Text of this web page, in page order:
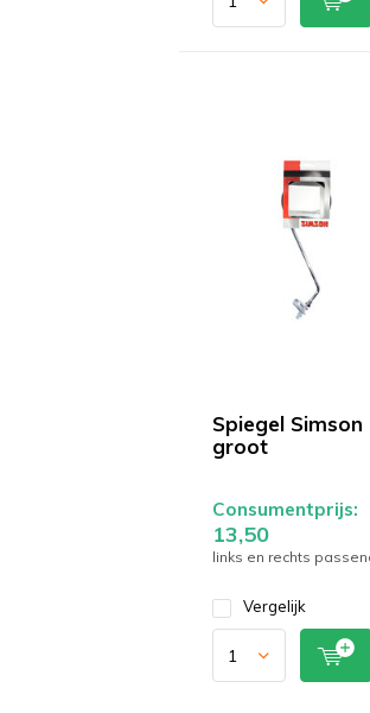
Spiegel Simson
groot
Consumentprijs:
13,50
links en rechts
Vergelijk